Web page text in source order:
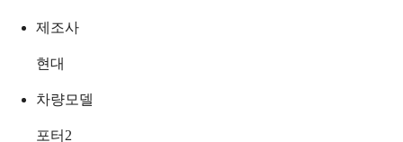
제조사
현대
차량모델
포터2